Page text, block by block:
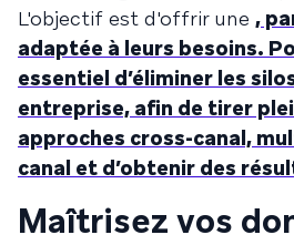
L'objectif est d'offrir une ,
adaptée à leurs besoins.
essentiel d’éliminer les
entreprise, afin de tirer
approches cross-canal,
canal et d’obtenir des
Maîtrisez vos